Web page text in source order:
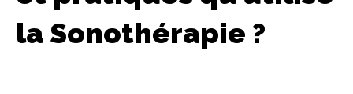
la Sonothérapie ?